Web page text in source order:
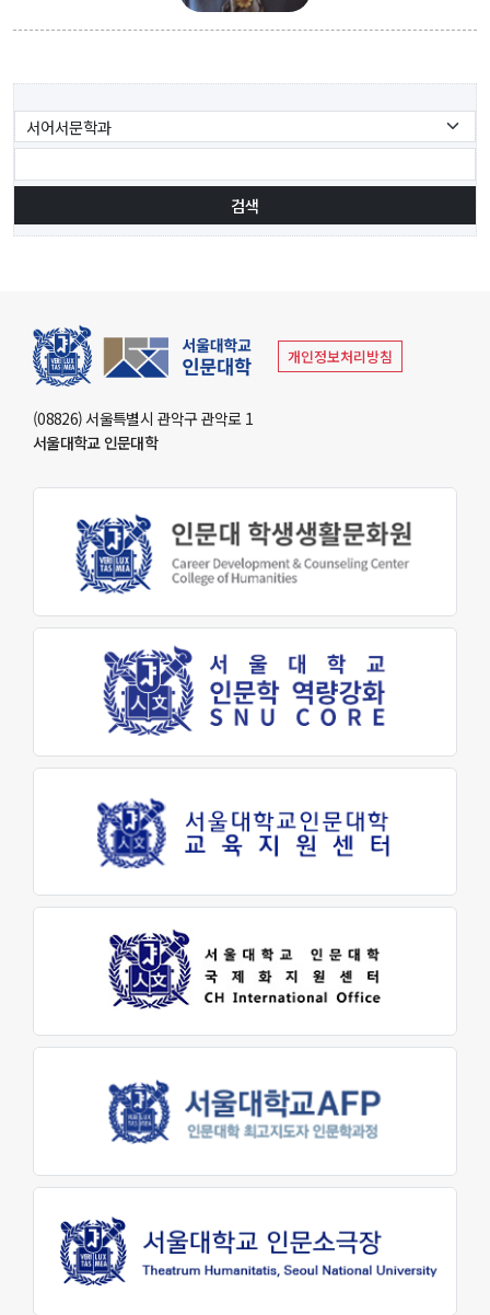
검색
개인정보처리방침
(08826) 서울특별시 관악구 관악로 1
서울대학교 인문대학
대학생활
학생지원
학생활동
원어연극제
인문대 소식
행사 및 소식
인문대학 소식지
학생회 소식
학술자료실
소개
발전기금
발전기금 안내
기부하기